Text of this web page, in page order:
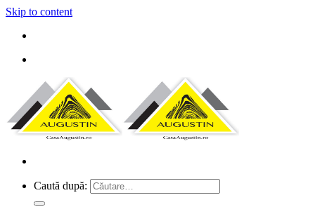
Skip to content
Caută după: